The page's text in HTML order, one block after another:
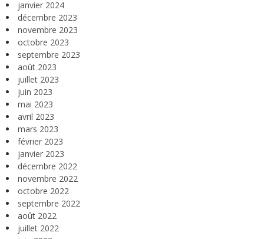
janvier 2024
décembre 2023
novembre 2023
octobre 2023
septembre 2023
août 2023
juillet 2023
juin 2023
mai 2023
avril 2023
mars 2023
février 2023
janvier 2023
décembre 2022
novembre 2022
octobre 2022
septembre 2022
août 2022
juillet 2022